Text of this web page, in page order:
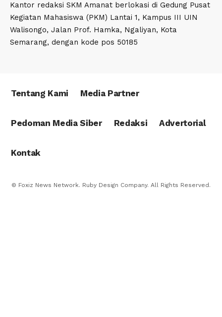
Kantor redaksi SKM Amanat berlokasi di Gedung Pusat
Kegiatan Mahasiswa (PKM) Lantai 1, Kampus III UIN
Walisongo, Jalan Prof. Hamka, Ngaliyan, Kota
Semarang, dengan kode pos 50185
Tentang Kami Media Partner
Pedoman Media Siber Redaksi Advertorial
Kontak
© Foxiz News Network. Ruby Design Company. All Rights Reserved.